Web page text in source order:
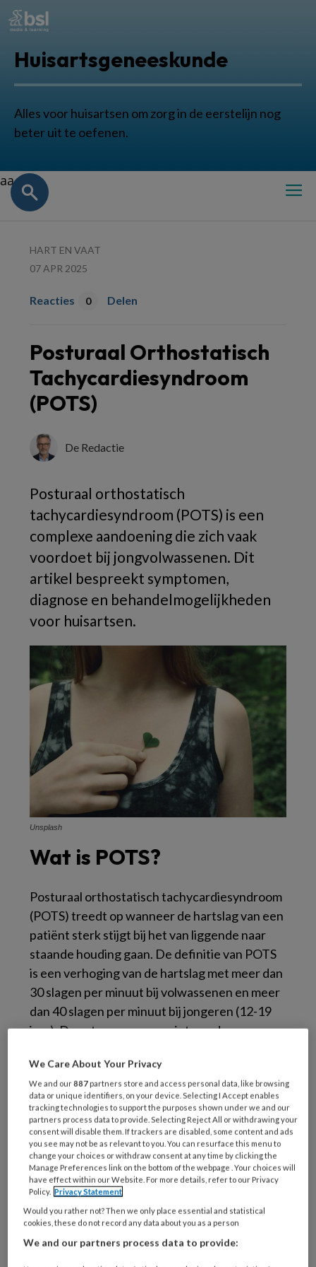
Huisartsgeneeskunde
Alles voor huisartsen om zorg in de eerstelijn nog
beter uit te oefenen.
aa
HART EN VAAT
07 APR 2025
Reacties 0 Delen
Posturaal Orthostatisch
Tachycardiesyndroom
(POTS)
De Redactie
Posturaal orthostatisch
tachycardiesyndroom (POTS) is een
complexe aandoening die zich vaak
voordoet bij jongvolwassenen. Dit
artikel bespreekt symptomen,
diagnose en behandelmogelijkheden
voor huisartsen.
Unsplash
Wat is POTS?
Posturaal orthostatisch tachycardiesyndroom
(POTS) treedt op wanneer de hartslag van een
patiënt sterk stijgt bij het van liggende naar
staande houding gaan. De definitie van POTS
is een verhoging van de hartslag met meer dan
30 slagen per minuut bij volwassenen en meer
dan 40 slagen per minuut bij jongeren (12-19
jaar). Deze toename mag niet worden
waarbij de systolische bloeddruk met meer dan
20 mmHg daalt.
Oorzaken en mechanisme
Bij een gezonde persoon zorgt het autonome
zenuwstelsel ervoor dat de bloedcirculatie
zich aanpast wanneer iemand gaat staan. Dit
systeem activeert vasoconstrictie om de
We Care About Your Privacy
We and our887 partners store and access personal data, like browsing
data or unique identifiers, on your device. Selecting I Accept enables
tracking technologies to support the purposes shown under we and our
partners process data to provide. Selecting Reject All or withdrawing your
consent will disable them. If trackers are disabled, some content and ads
you see may not be as relevant to you. You can resurface this menu to
change your choices or withdraw consent at any time by clicking the
Manage Preferences link on the bottom of the webpage . Your choices will
have effect within our Website. For more details, refer to our Privacy
Policy. Privacy Statement
Would you rather not? Then we only place essential and statistical
cookies, these do not record any data about you as a person
We and our partners process data to provide: